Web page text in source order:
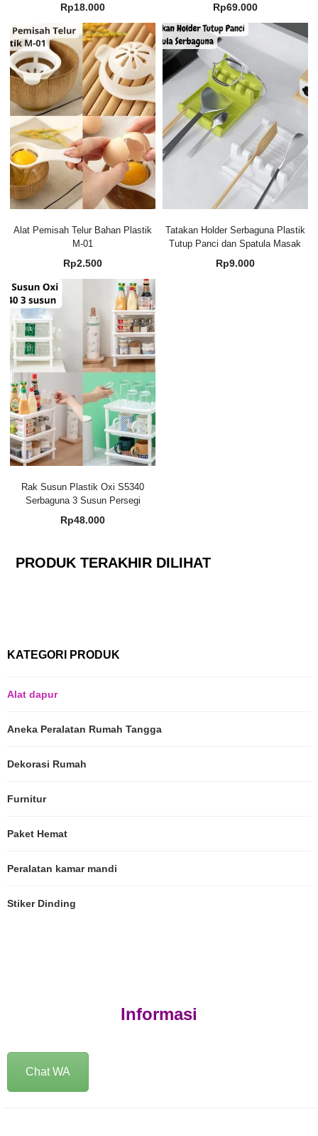
Rp18.000 Rp69.000
Alat Pemisah Telur Bahan Plastik
M-01
Rp2.500
Tatakan Holder Serbaguna Plastik
Tutup Panci dan Spatula Masak
Rp9.000
Rak Susun Plastik Oxi S5340
Serbaguna 3 Susun Persegi
Rp48.000
PRODUK TERAKHIR DILIHAT
KATEGORI PRODUK
Alat dapur
Aneka Peralatan Rumah Tangga
Dekorasi Rumah
Furnitur
Paket Hemat
Peralatan kamar mandi
Stiker Dinding
Informasi
Chat WA